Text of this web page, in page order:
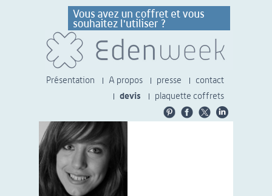
Présentation A propos presse
contact
devis
plaquette coffrets